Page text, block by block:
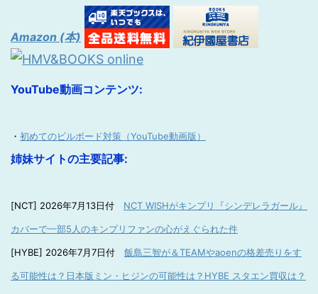
Amazon (本)
YouTube動画コンテンツ:
・ 初めてのビルボード対策（YouTube動画版）
姉妹サイトの主要記事:
[NCT] 2026年7月13日付 NCT WISHがキンプリ『シンデレラガール』
カバーで一部5人のキンプリファンの心がえぐられた件
[HYBE] 2026年7月7日付 飯島三智が＆TEAMやaoenの格差売りをす
る可能性は？日本版ミン・ヒジンの可能性は？HYBE スタエン買収は？